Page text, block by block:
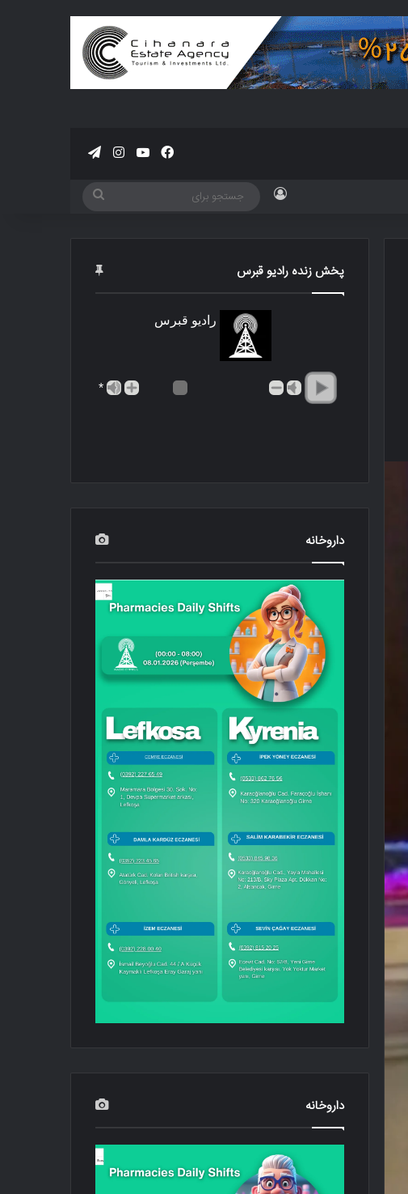
فیسبوکیوتیوباینستاگرام
تلگرام
ورود
جستجو
پخش زنده رادیو قبرس
رادیو قبرس
*
داروخانه
داروخانه